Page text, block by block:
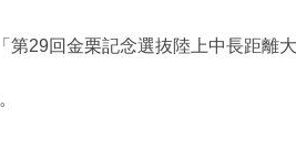
29回金栗記念選抜陸上中長距離